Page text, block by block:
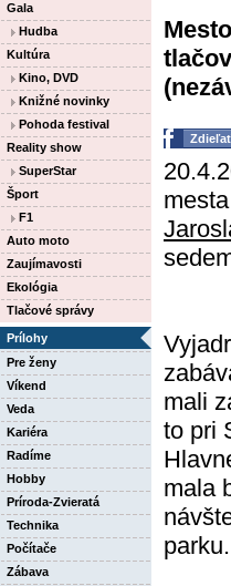
Gala
Hudba
Kultúra
Kino, DVD
Knižné novinky
Pohoda festival
Reality show
SuperStar
Šport
F1
Auto moto
Zaujímavosti
Ekológia
Tlačové správy
Prílohy
Pre ženy
Víkend
Veda
Kariéra
Radíme
Hobby
Príroda-Zvieratá
Technika
Počítače
Zábava
Zdieľať
mali
to pri
mala
parku.